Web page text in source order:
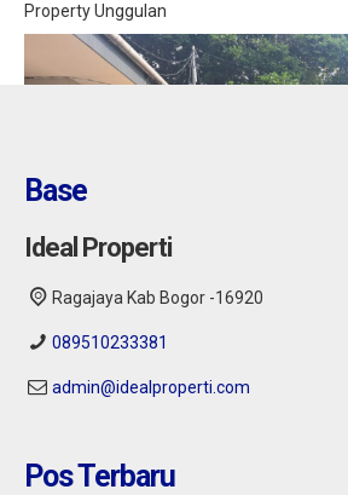
Property Unggulan
Citayam Ragajaya
Base
Ideal Properti
Ragajaya Kab Bogor -16920
089510233381
admin@idealproperti.com
Pos Terbaru